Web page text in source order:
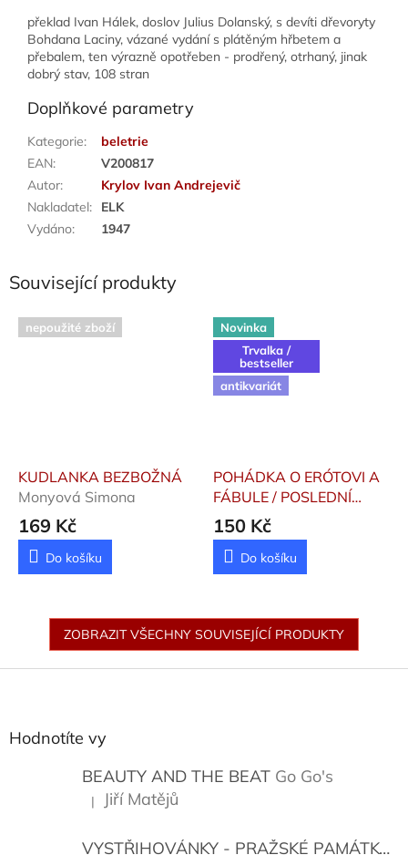
překlad Ivan Hálek, doslov Julius Dolanský, s devíti dřevoryty
Bohdana Laciny, vázané vydání s plátěným hřbetem a
přebalem, ten výrazně opotřeben - prodřený, otrhaný, jinak
dobrý stav, 108 stran
Doplňkové parametry
Kategorie:
beletrie
EAN:
V200817
Autor:
Krylov Ivan Andrejevič
Nakladatel:
ELK
Vydáno: 1947
Související produkty
nepoužité zboží
KUDLANKA BEZBOŽNÁ
Monyová Simona
169 Kč
Do košíku
Novinka
Trvalka /
bestseller
antikvariát
POHÁDKA O ERÓTOVI A
FÁBULE / POSLEDNÍ
PROSLOV
Steiner Rudolf
150 Kč
Do košíku
ZOBRAZIT VŠECHNY SOUVISEJÍCÍ PRODUKTY
Hodnotíte vy
BEAUTY AND THE BEAT Go Go's
Hodnocení produktu je 5 z 5 hvězdiček.
| Jiří Matějů
VYSTŘIHOVÁNKY - PRAŽSKÉ PAMÁTKY